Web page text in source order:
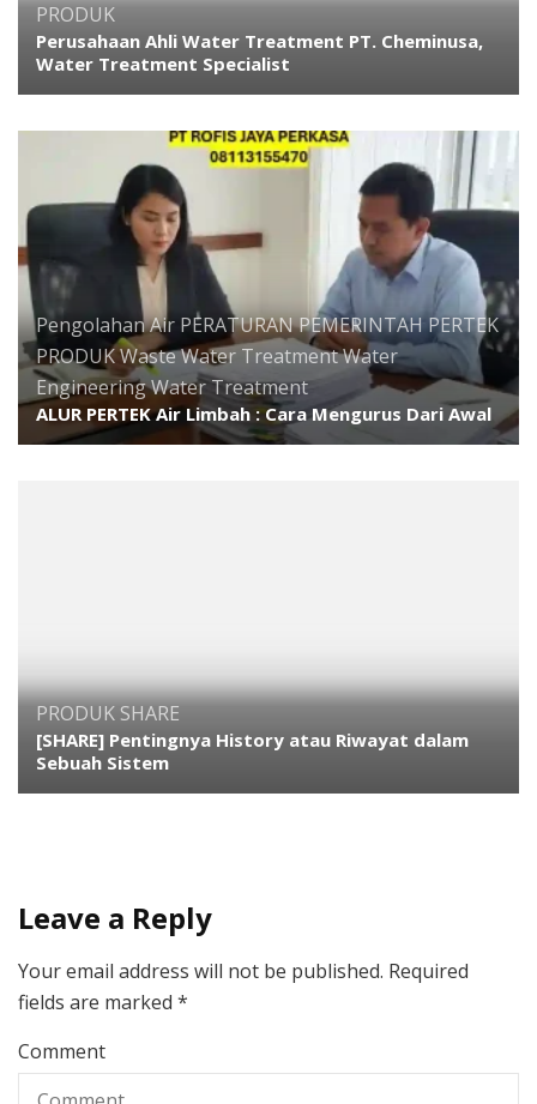
PRODUK
Perusahaan Ahli Water Treatment PT. Cheminusa,
Water Treatment Specialist
Pengolahan Air PERATURAN PEMERINTAHPERTEK
PRODUKWaste Water TreatmentWater
EngineeringWater Treatment
ALUR PERTEK Air Limbah : Cara Mengurus Dari Awal
PRODUKSHARE
[SHARE] Pentingnya History atau Riwayat dalam
Sebuah Sistem
Leave a Reply
Your email address will not be published. Required
fields are marked *
Comment